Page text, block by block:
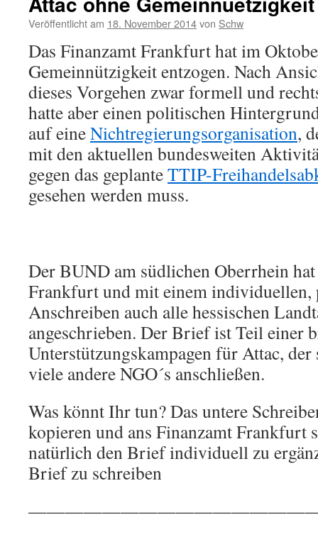
Veröffentlicht am 18. November 2014von Schw
Das Finanzamt Frankfurt hat im
Gemeinnützigkeit entzogen. Nach
dieses Vorgehen zwar formell und
hatte aber einen politischen
auf eineNichtregierungsorganisation,
mit den aktuellen bundesweiten
gegen das geplanteTTIP-
gesehen werden muss.
Der BUND am südlichen Oberrhein
Frankfurt und mit einem individuellen,
Anschreiben auch alle hessischen
angeschrieben. Der Brief ist Teil einer
Unterstützungskampagen für Attac,
viele andere NGO´s anschließen.
Was könnt Ihr tun? Das untere
kopieren und ans Finanzamt Frankfurt
natürlich den Brief individuell zu
Brief zu schreiben